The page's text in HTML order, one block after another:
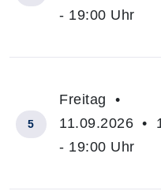
- 19:00 Uhr
5
Freitag •
11.09.2026 •
- 19:00 Uhr